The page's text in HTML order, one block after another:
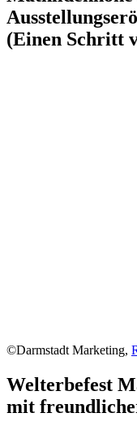
(Einen Schritt
©Darmstadt Marketing,
Welterbefest
mit